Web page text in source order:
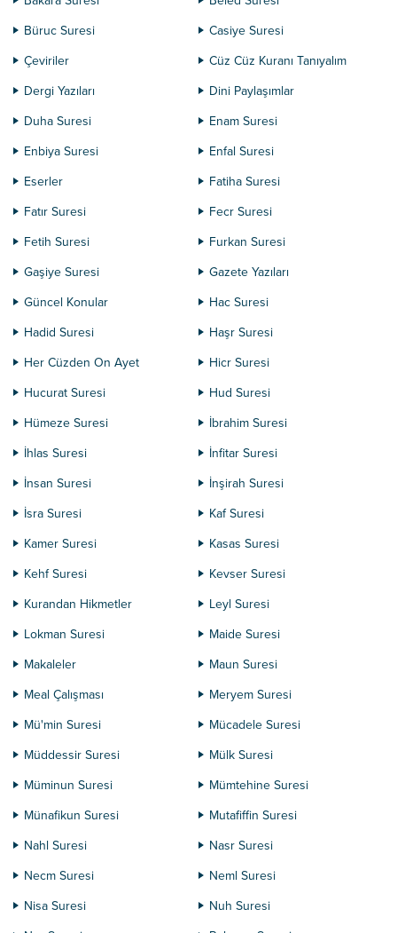
Büruc Suresi
Casiye Suresi
Çeviriler
Cüz Cüz Kuranı Tanıyalım
Dergi Yazıları
Dini Paylaşımlar
Duha Suresi
Enam Suresi
Enbiya Suresi
Enfal Suresi
Eserler
Fatiha Suresi
Fatır Suresi
Fecr Suresi
Fetih Suresi
Furkan Suresi
Gaşiye Suresi
Gazete Yazıları
Güncel Konular
Hac Suresi
Hadid Suresi
Haşr Suresi
Her Cüzden On Ayet
Hicr Suresi
Hucurat Suresi
Hud Suresi
Hümeze Suresi
İbrahim Suresi
İhlas Suresi
İnfitar Suresi
İnsan Suresi
İnşirah Suresi
İsra Suresi
Kaf Suresi
Kamer Suresi
Kasas Suresi
Kehf Suresi
Kevser Suresi
Kurandan Hikmetler
Leyl Suresi
Lokman Suresi
Maide Suresi
Makaleler
Maun Suresi
Meal Çalışması
Meryem Suresi
Mü'min Suresi
Mücadele Suresi
Müddessir Suresi
Mülk Suresi
Müminun Suresi
Mümtehine Suresi
Münafikun Suresi
Mutafiffin Suresi
Nahl Suresi
Nasr Suresi
Necm Suresi
Neml Suresi
Nisa Suresi
Nuh Suresi